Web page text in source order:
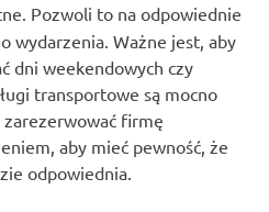
Pozwoli to na odpowiednie
wydarzenia. Ważne jest, aby
dni weekendowych czy
transportowe są mocno
firmę
aby mieć pewność, że
odpowiednia.